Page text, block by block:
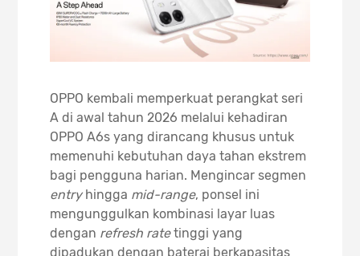
OPPO kembali memperkuat perangkat seri
A di awal tahun 2026 melalui kehadiran
OPPO A6s yang dirancang khusus untuk
memenuhi kebutuhan daya tahan ekstrem
bagi pengguna harian. Mengincar segmen
entryhingga mid-range, ponsel ini
mengunggulkan kombinasi layar luas
dengan refresh ratetinggi yang
dipadukan dengan baterai berkapasitas